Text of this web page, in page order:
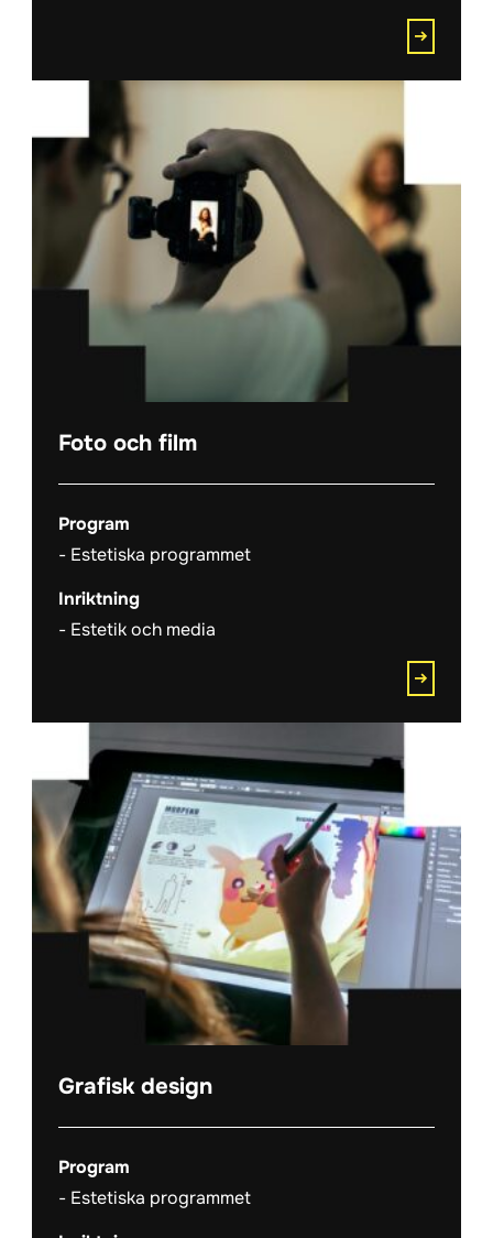
Foto och film
Program
Estetiska programmet
Inriktning
Estetik och media
Grafisk design
Program
Estetiska programmet